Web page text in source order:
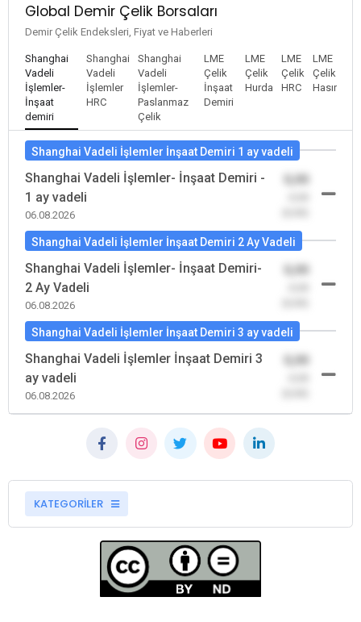
Global Demir Çelik Borsaları
Demir Çelik Endeksleri, Fiyat ve Haberleri
Shanghai
Vadeli
İşlemler-
İnşaat
demiri
Shanghai
Vadeli
İşlemler
HRC
Shanghai
Vadeli
İşlemler-
Paslanmaz
Çelik
LME
Çelik
İnşaat
Demiri
LME
Çelik
Hurda
LME
Çelik
HRC
LME
Çelik
Hasır
Shanghai Vadeli İşlemler İnşaat Demiri 1 ay vadeli
Shanghai Vadeli İşlemler- İnşaat Demiri -
1 ay vadeli
06.08.2026
Shanghai Vadeli İşlemler İnşaat Demiri 2 Ay Vadeli
Shanghai Vadeli İşlemler- İnşaat Demiri-
2 Ay Vadeli
06.08.2026
Shanghai Vadeli İşlemler İnşaat Demiri 3 ay vadeli
Shanghai Vadeli İşlemler İnşaat Demiri 3
ay vadeli
06.08.2026
KATEGORİLER